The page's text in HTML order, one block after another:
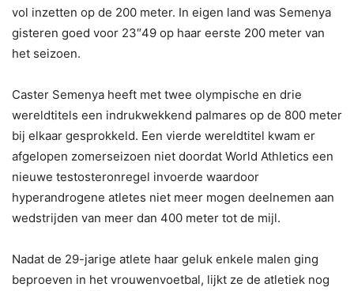
vol inzetten op de 200 meter. In eigen land was Semenya
gisteren goed voor 23″49 op haar eerste 200 meter van
het seizoen.
Caster Semenya heeft met twee olympische en drie
wereldtitels een indrukwekkend palmares op de 800 meter
bij elkaar gesprokkeld. Een vierde wereldtitel kwam er
afgelopen zomerseizoen niet doordat World Athletics een
nieuwe testosteronregel invoerde waardoor
hyperandrogene atletes niet meer mogen deelnemen aan
wedstrijden van meer dan 400 meter tot de mijl.
Nadat de 29-jarige atlete haar geluk enkele malen ging
beproeven in het vrouwenvoetbal, lijkt ze de atletiek nog